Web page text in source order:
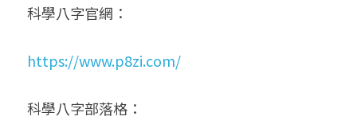
科學八字官網：
https://www.p8zi.com/
科學八字部落格：